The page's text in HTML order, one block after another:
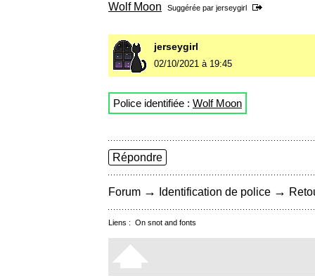
Wolf Moon Suggérée par jerseygirl
jerseygirl
02/10/2021 à 19:45
Police identifiée : Wolf Moon
Répondre
Forum → Identification de police →
Liens : On snot and fonts